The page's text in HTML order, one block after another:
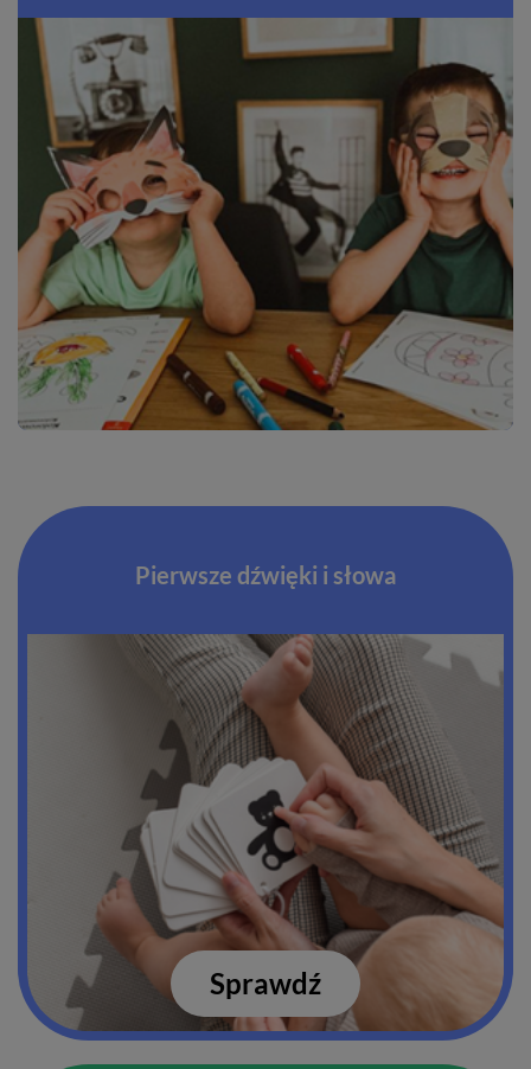
Pierwsze dźwięki i słowa
Sprawdź